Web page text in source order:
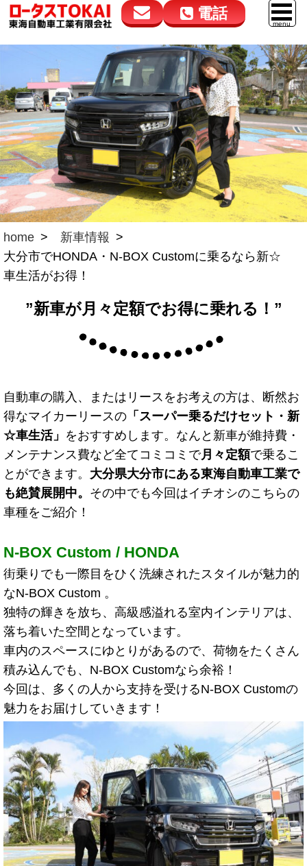
電話
花高松本店
050-5264-4432
9:00～18:00
大在店
050-5264-4433
9:00～18:00
マイカーリース
車販売
スマイル車検
鈑金・塗装
点検・整備
自動車保険
ロードサービス
レンタカー
home
新車情報
大分市でHONDA・N-BOX Customに乗るなら新☆
車生活がお得！
”新車が月々定額でお得に乗れる！”
自動車の購入、またはリースをお考えの方は、断然お
得なマイカーリースの 「スーパー乗るだけセット・新
☆車生活」 をおすすめします。なんと新車が維持費・
メンテナンス費など全てコミコミで月々定額で乗るこ
とができます。 大分県大分市にある東海自動車工業で
も絶賛展開中。 その中でも今回はイチオシのこちらの
車種をご紹介！
N-BOX Custom / HONDA
街乗りでも一際目をひく洗練されたスタイルが魅力的
なN-BOX Custom 。
独特の輝きを放ち、高級感溢れる室内インテリアは、
落ち着いた空間となっています。
車内のスペースにゆとりがあるので、荷物をたくさん
積み込んでも、N-BOX Customなら余裕！
今回は、多くの人から支持を受けるN-BOX Customの
魅力をお届けしていきます！